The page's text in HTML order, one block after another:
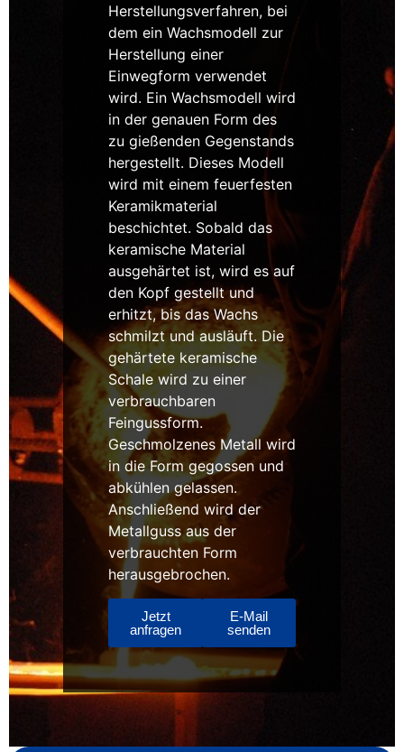
Herstellungsverfahren, bei
dem ein Wachsmodell zur
Herstellung einer
Einwegform verwendet
wird. Ein Wachsmodell wird
in der genauen Form des
zu gießenden Gegenstands
hergestellt. Dieses Modell
wird mit einem feuerfesten
Keramikmaterial
beschichtet. Sobald das
keramische Material
ausgehärtet ist, wird es auf
den Kopf gestellt und
erhitzt, bis das Wachs
schmilzt und ausläuft. Die
gehärtete keramische
Schale wird zu einer
verbrauchbaren
Feingussform.
Geschmolzenes Metall wird
in die Form gegossen und
abkühlen gelassen.
Anschließend wird der
Metallguss aus der
verbrauchten Form
herausgebrochen.
Jetzt
anfragen
E-Mail
senden